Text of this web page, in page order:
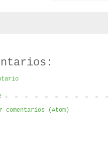
comentarios (Atom)